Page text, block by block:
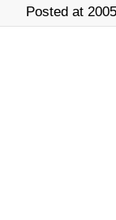
Posted at